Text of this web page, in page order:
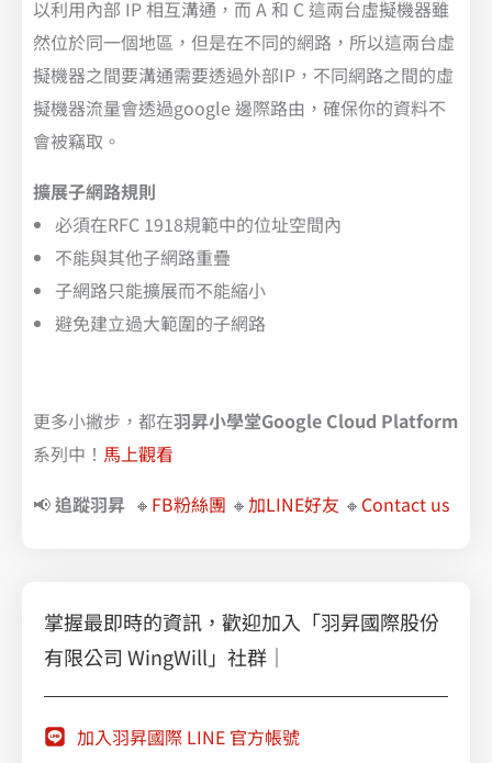
以利用內部 IP 相互溝通，而 A 和 C 這兩台虛擬機器雖
然位於同一個地區，但是在不同的網路，所以這兩台虛
擬機器之間要溝通需要透過外部IP，不同網路之間的虛
擬機器流量會透過google 邊際路由，確保你的資料不
會被竊取。
擴展子網路規則
必須在RFC 1918規範中的位址空間內
不能與其他子網路重疊
子網路只能擴展而不能縮小
避免建立過大範圍的子網路
更多小撇步，都在羽昇小學堂Google Cloud Platform
系列中！ 馬上觀看
📢追蹤羽昇 🔸 FB粉絲團 🔸加LINE好友 🔸 Contact us
掌握最即時的資訊，歡迎加入「羽昇國際股份
有限公司 WingWill」社群｜
加入羽昇國際 LINE 官方帳號